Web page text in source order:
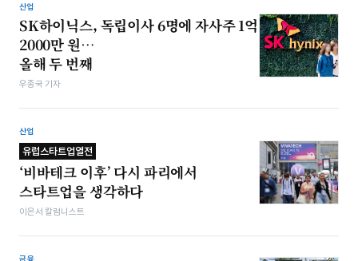
산업
SK하이닉스, 독립이사 6명에 자사주 1억
2000만 원…
올해 두 번째
우종국 기자
산업
유럽스타트업열전
‘비바테크 이후’ 다시 파리에서
스타트업을 생각하다
이은서 칼럼니스트
금융